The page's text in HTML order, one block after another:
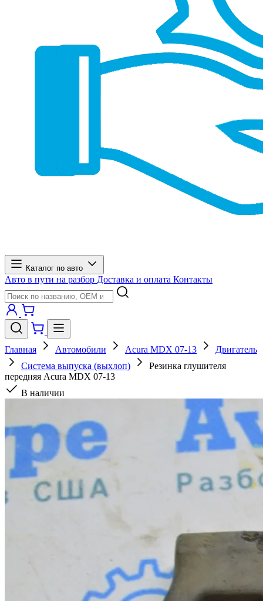
Каталог по авто
Авто в пути на разбор Доставка и оплата Контакты
Главная Автомобили Acura MDX 07-13
Двигатель
Система выпуска (выхлоп)
Резинка глушителя
передняя Acura MDX 07-13
В наличии